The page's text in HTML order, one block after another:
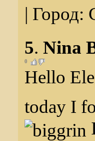
| Город:
5. Nina
0
Hello
today I